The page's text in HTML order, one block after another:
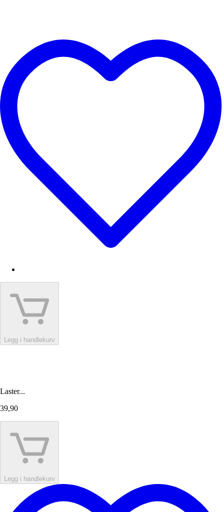
Legg i handlekurv
Laster...
39,90
Legg i handlekurv